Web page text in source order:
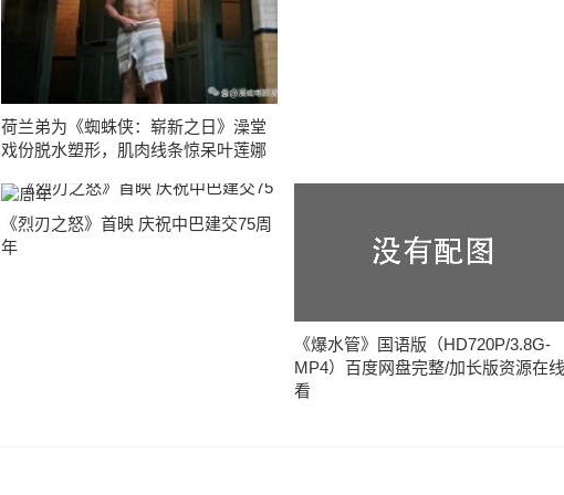
荷兰弟为《蜘蛛侠：崭新之日》澡堂
戏份脱水塑形，肌肉线条惊呆叶莲娜
《烈刃之怒》首映 庆祝中巴建交75周
年
《爆水管》国语版（HD720P/3.8G-
MP4）百度网盘完整/加长版资源在
看